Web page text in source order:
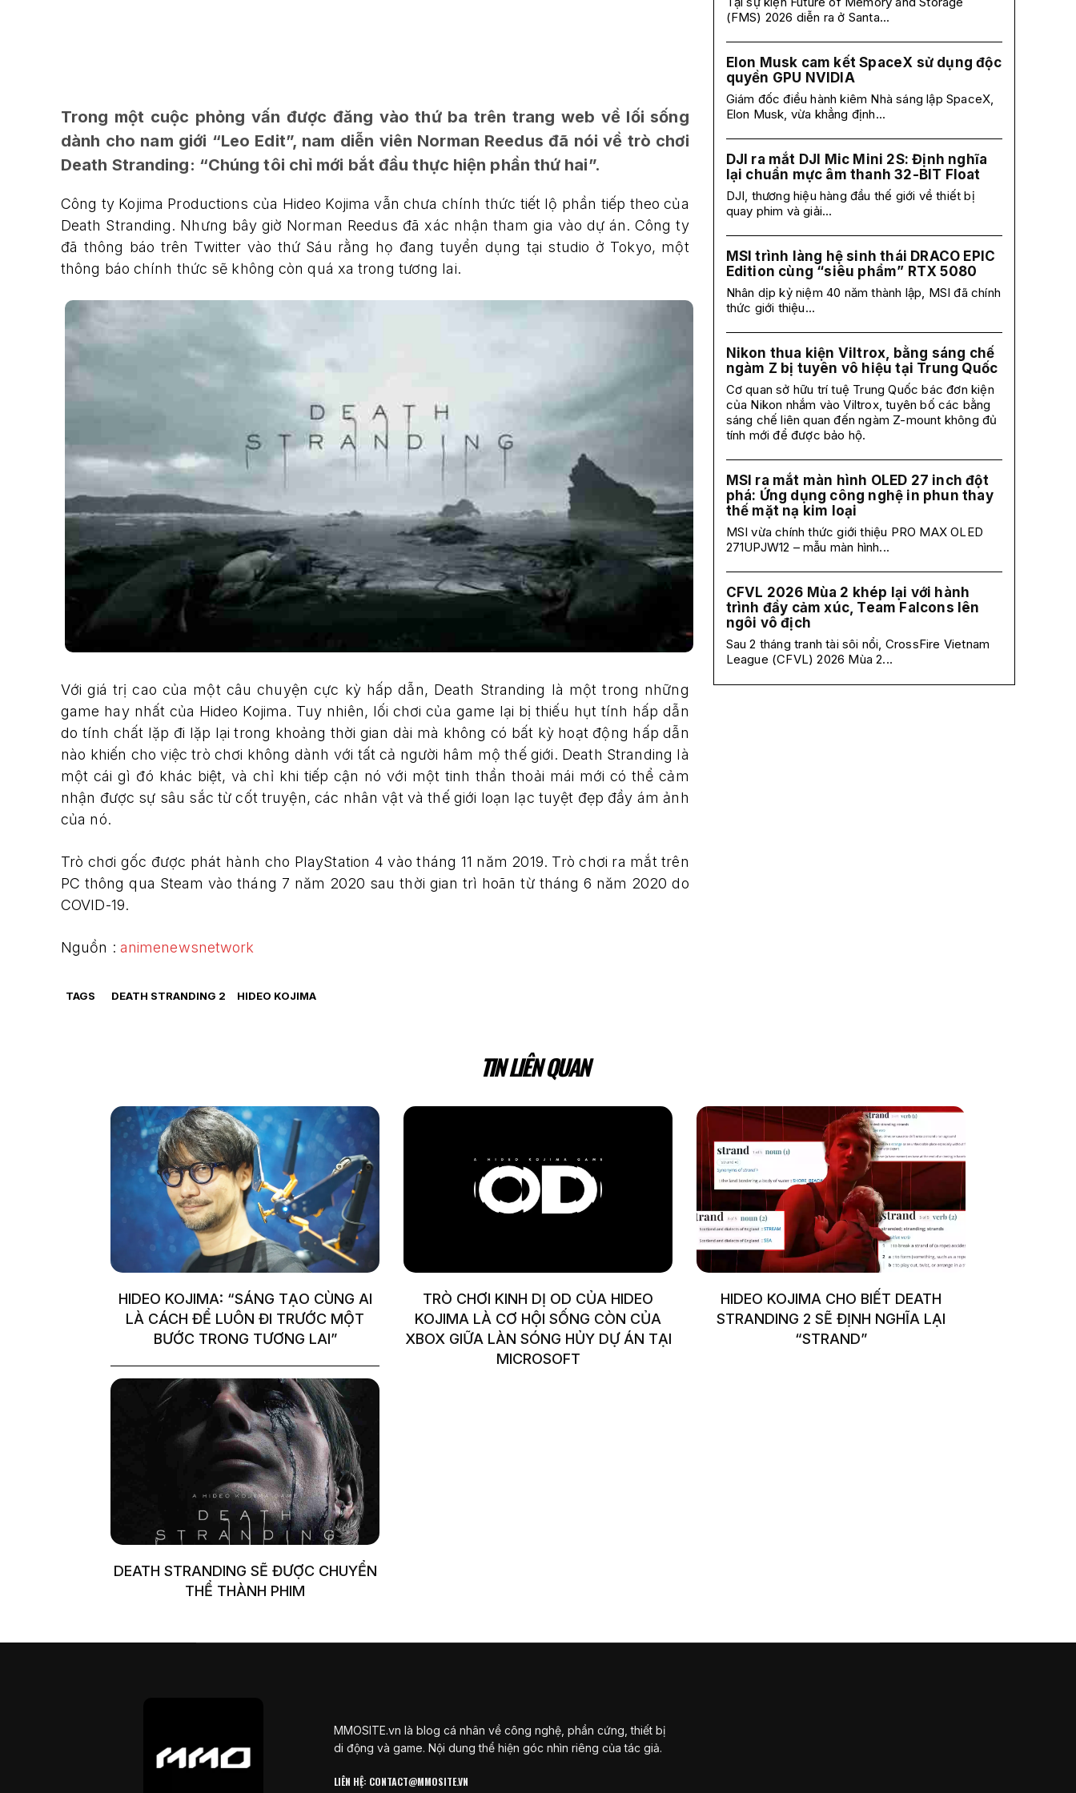
Trong một cuộc phỏng vấn được đăng vào thứ ba trên trang web về lối sống
dành cho nam giới “Leo Edit”, nam diễn viên Norman Reedus đã nói về trò chơi
Death Stranding: “Chúng tôi chỉ mới bắt đầu thực hiện phần thứ hai”.
Công ty Kojima Productions của Hideo Kojima vẫn chưa chính thức tiết lộ phần tiếp theo của
Death Stranding. Nhưng bây giờ Norman Reedus đã xác nhận tham gia vào dự án. Công ty
đã thông báo trên Twitter vào thứ Sáu rằng họ đang tuyển dụng tại studio ở Tokyo, một
thông báo chính thức sẽ không còn quá xa trong tương lai.
Với giá trị cao của một câu chuyện cực kỳ hấp dẫn, Death Stranding là một trong những
game hay nhất của Hideo Kojima. Tuy nhiên, lối chơi của game lại bị thiếu hụt tính hấp dẫn
do tính chất lặp đi lặp lại trong khoảng thời gian dài mà không có bất kỳ hoạt động hấp dẫn
nào khiến cho việc trò chơi không dành với tất cả người hâm mộ thế giới. Death Stranding là
một cái gì đó khác biệt, và chỉ khi tiếp cận nó với một tinh thần thoải mái mới có thể cảm
nhận được sự sâu sắc từ cốt truyện, các nhân vật và thế giới loạn lạc tuyệt đẹp đầy ám ảnh
của nó.
Trò chơi gốc được phát hành cho PlayStation 4 vào tháng 11 năm 2019. Trò chơi ra mắt trên
PC thông qua Steam vào tháng 7 năm 2020 sau thời gian trì hoãn từ tháng 6 năm 2020 do
COVID-19.
Nguồn : animenewsnetwork
TAGS DEATH STRANDING 2 HIDEO KOJIMA
(FMS) 2026 diễn ra ở Santa...
Elon Musk cam kết SpaceX sử dụng độc
quyền GPU NVIDIA
Giám đốc điều hành kiêm Nhà sáng lập SpaceX,
Elon Musk, vừa khẳng định...
DJI ra mắt DJI Mic Mini 2S: Định nghĩa
lại chuẩn mực âm thanh 32-BIT Float
DJI, thương hiệu hàng đầu thế giới về thiết bị
quay phim và giải...
MSI trình làng hệ sinh thái DRACO EPIC
Edition cùng “siêu phẩm” RTX 5080
Nhân dịp kỷ niệm 40 năm thành lập, MSI đã chính
thức giới thiệu...
Nikon thua kiện Viltrox, bằng sáng chế
ngàm Z bị tuyên vô hiệu tại Trung Quốc
Cơ quan sở hữu trí tuệ Trung Quốc bác đơn kiện
của Nikon nhắm vào Viltrox, tuyên bố các bằng
sáng chế liên quan đến ngàm Z-mount không đủ
tính mới để được bảo hộ.
MSI ra mắt màn hình OLED 27 inch đột
phá: Ứng dụng công nghệ in phun thay
thế mặt nạ kim loại
MSI vừa chính thức giới thiệu PRO MAX OLED
271UPJW12 – mẫu màn hình...
CFVL 2026 Mùa 2 khép lại với hành
trình đầy cảm xúc, Team Falcons lên
ngôi vô địch
Sau 2 tháng tranh tài sôi nổi, CrossFire Vietnam
League (CFVL) 2026 Mùa 2...
TIN LIÊN QUAN
HIDEO KOJIMA: “SÁNG TẠO CÙNG AI
LÀ CÁCH ĐỂ LUÔN ĐI TRƯỚC MỘT
BƯỚC TRONG TƯƠNG LAI”
TRÒ CHƠI KINH DỊ OD CỦA HIDEO
KOJIMA LÀ CƠ HỘI SỐNG CÒN CỦA
XBOX GIỮA LÀN SÓNG HỦY DỰ ÁN TẠI
MICROSOFT
HIDEO KOJIMA CHO BIẾT DEATH
STRANDING 2 SẼ ĐỊNH NGHĨA LẠI
“STRAND”
DEATH STRANDING SẼ ĐƯỢC CHUYỂN
THỂ THÀNH PHIM
MMOSITE.vn là blog cá nhân về công nghệ, phần cứng, thiết bị
di động và game. Nội dung thể hiện góc nhìn riêng của tác giả.
LIÊN HỆ: CONTACT@MMOSITE.VN